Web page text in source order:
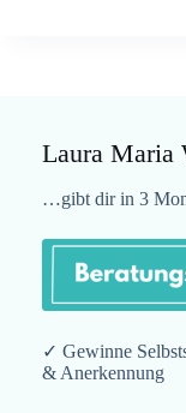
Laura Maria
…gibt dir in 3
✓ Gewinne
& Anerkennung